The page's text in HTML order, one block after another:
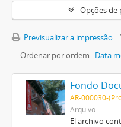
Opções de
Previsualizar a impressão
Ordenar por ordem: Data
Fondo
AR-000030-
Arquivo
El archivo